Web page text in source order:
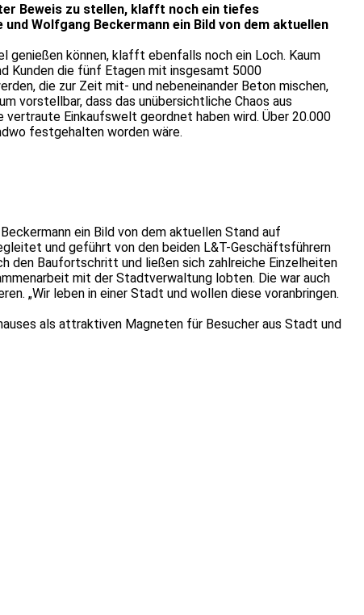
Beweis zu stellen, klafft noch ein tiefes
Wolfgang Beckermann ein Bild von dem aktuellen
genießen können, klafft ebenfalls noch ein Loch. Kaum
Kunden die fünf Etagen mit insgesamt 5000
die zur Zeit mit- und nebeneinander Beton mischen,
vorstellbar, dass das unübersichtliche Chaos aus
vertraute Einkaufswelt geordnet haben wird. Über 20.000
festgehalten worden wäre.
ein Bild von dem aktuellen Stand auf
und geführt von den beiden L&T-Geschäftsführern
den Baufortschritt und ließen sich zahlreiche Einzelheiten
mit der Stadtverwaltung lobten. Die war auch
„Wir leben in einer Stadt und wollen diese voranbringen.
als attraktiven Magneten für Besucher aus Stadt und